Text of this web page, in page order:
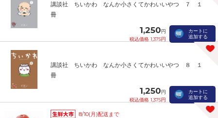
講談社 ちいかわ なんか小さくてかわいいやつ ７ １
冊
1,250円
税込価格 1,375円
カートに
追加する
講談社 ちいかわ なんか小さくてかわいいやつ ８ １
冊
1,250円
税込価格 1,375円
カートに
追加する
8/10(月)配送まで